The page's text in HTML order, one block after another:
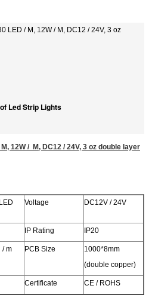
LED / M, 12W / M, DC12 / 24V, 3 oz
Led Strip Lights
12W / M, DC12 / 24V, 3 oz double layer
Voltage DC12V / 24V
IP Rating IP20
/ m PCB Size
1000*8mm
(double copper)
Certificate CE / ROHS